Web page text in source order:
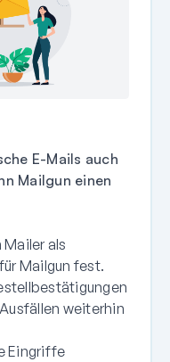
E-Mails auch
Mailgun einen
als
Mailgun fest.
weiterhin
Eingriffe